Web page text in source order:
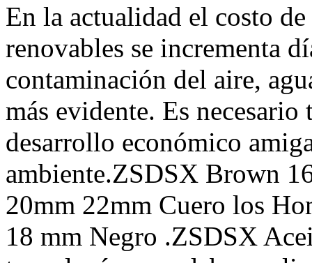
En la actualidad el costo
renovables se incrementa
contaminación del aire,
más evidente. Es
desarrollo económico
ambiente.ZSDSX Brown
20mm 22mm Cuero los
18 mm Negro .ZSDSX